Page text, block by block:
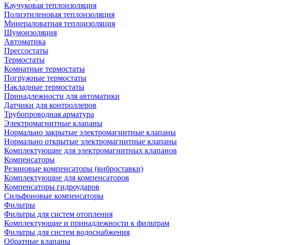
Каучуковая теплоизоляция
Полиэтиленовая теплоизоляция
Минераловатная теплоизоляция
Шумоизоляция
Автоматика
Прессостаты
Термостаты
Комнатные термостаты
Погружные термостаты
Накладные термостаты
Принадлежности для автоматики
Датчики для контроллеров
Трубопроводная арматура
Электромагнитные клапаны
Нормально закрытые электромагнитные клапаны
Нормально открытые электромагнитные клапаны
Комплектующие для электромагнитных клапанов
Компенсаторы
Резиновые компенсаторы (виброставки)
Комплектующие для компенсаторов
Компенсаторы гидроударов
Сильфоновые компенсаторы
Фильтры
Фильтры для систем отопления
Комплектующие и принадлежности к фильтрам
Фильтры для систем водоснабжения
Обратные клапаны